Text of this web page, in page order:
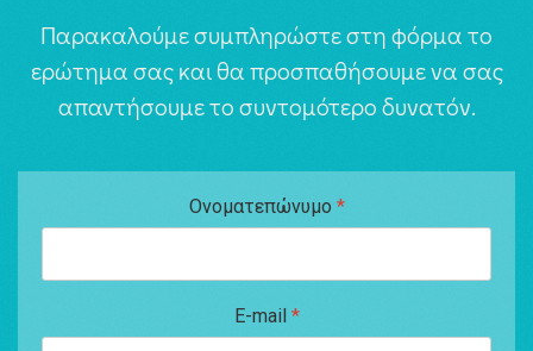
Παρακαλούμε συμπληρώστε στη φόρμα το
ερώτημα σας και θα προσπαθήσουμε να σας
απαντήσουμε το συντομότερο δυνατόν.
Ονοματεπώνυμο *
E-mail *